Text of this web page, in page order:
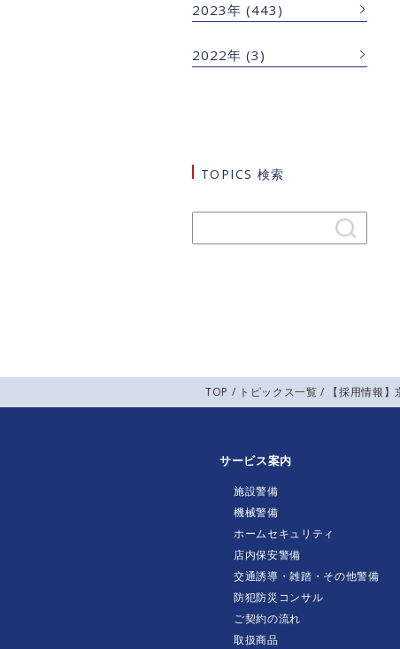
2023年 (443)
2022年 (3)
TOPICS 検索
TOP / トピックス一覧 / 【採用情報
サービス案内
施設警備
機械警備
ホームセキュリティ
店内保安警備
交通誘導・雑踏・その他警備
防犯防災コンサル
ご契約の流れ
取扱商品